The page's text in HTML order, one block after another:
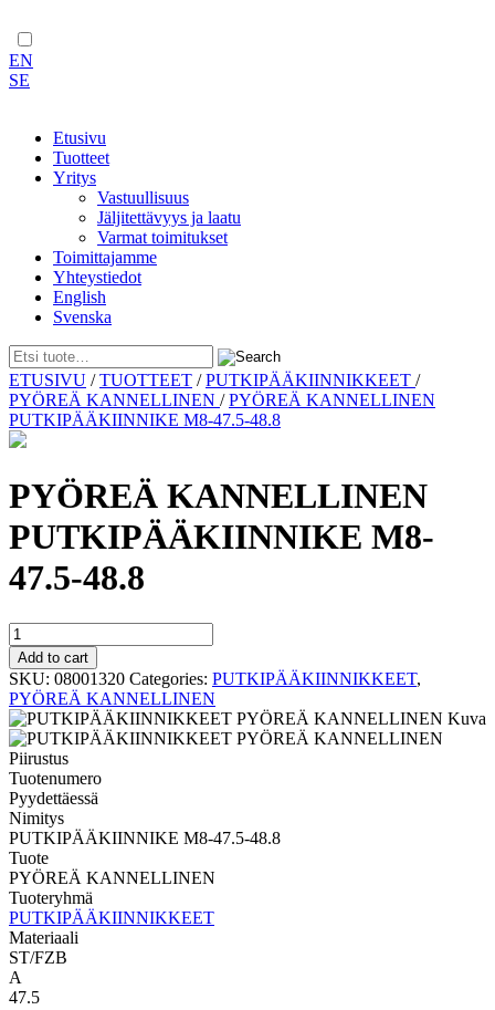
EN
SE
Etusivu
Tuotteet
Yritys
Vastuullisuus
Jäljitettävyys ja laatu
Varmat toimitukset
Toimittajamme
Yhteystiedot
English
Svenska
Skip
to
content
ETUSIVU /TUOTTEET /PUTKIPÄÄKIINNIKKEET /
PYÖREÄ KANNELLINEN /PYÖREÄ KANNELLINEN
PUTKIPÄÄKIINNIKE M8-47.5-48.8
PYÖREÄ KANNELLINEN
PUTKIPÄÄKIINNIKE M8-
47.5-48.8
PYÖREÄ
KANNELLINEN
PUTKIPÄÄKIINNIKE
M8-
47.5-
48.8
quantity
Add to cart
SKU: 08001320 Categories: PUTKIPÄÄKIINNIKKEET,
PYÖREÄ KANNELLINEN
Tuotenumero
Pyydettäessä
Nimitys
PUTKIPÄÄKIINNIKE M8-47.5-48.8
Tuote
PYÖREÄ KANNELLINEN
Tuoteryhmä
PUTKIPÄÄKIINNIKKEET
Materiaali
ST/FZB
A
47.5